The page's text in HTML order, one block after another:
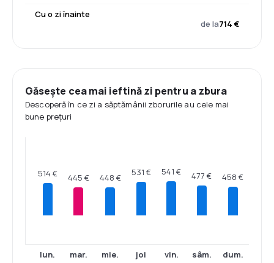
Cu o zi înainte
de la714 €
Găsește cea mai ieftină zi pentru a zbura
Descoperă în ce zi a săptămânii zborurile au cele mai
bune prețuri
514 €
lun.
445 €
mar.
448 €
mie.
531 €
joi
541 €
vin.
477 €
sâm.
458 €
dum.